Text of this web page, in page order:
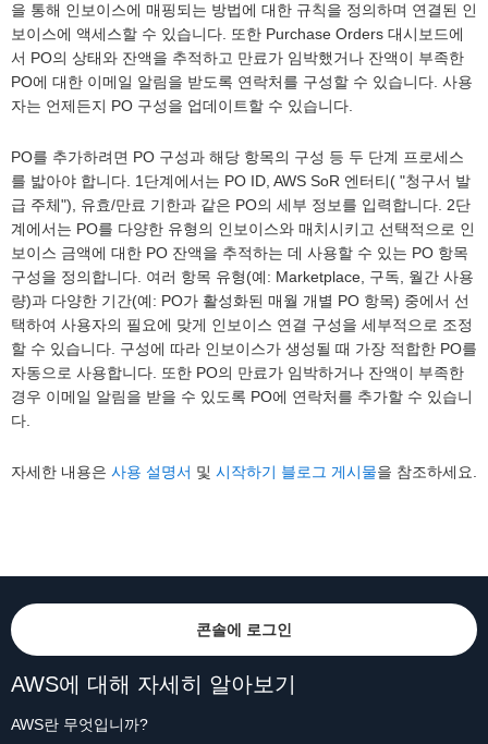
을 통해 인보이스에 매핑되는 방법에 대한 규칙을 정의하며 연결된 인
보이스에 액세스할 수 있습니다. 또한 Purchase Orders 대시보드에
서 PO의 상태와 잔액을 추적하고 만료가 임박했거나 잔액이 부족한
PO에 대한 이메일 알림을 받도록 연락처를 구성할 수 있습니다. 사용
자는 언제든지 PO 구성을 업데이트할 수 있습니다.
PO를 추가하려면 PO 구성과 해당 항목의 구성 등 두 단계 프로세스
를 밟아야 합니다. 1단계에서는 PO ID, AWS SoR 엔터티( "청구서 발
급 주체"), 유효/만료 기한과 같은 PO의 세부 정보를 입력합니다. 2단
계에서는 PO를 다양한 유형의 인보이스와 매치시키고 선택적으로 인
보이스 금액에 대한 PO 잔액을 추적하는 데 사용할 수 있는 PO 항목
구성을 정의합니다. 여러 항목 유형(예: Marketplace, 구독, 월간 사용
량)과 다양한 기간(예: PO가 활성화된 매월 개별 PO 항목) 중에서 선
택하여 사용자의 필요에 맞게 인보이스 연결 구성을 세부적으로 조정
할 수 있습니다. 구성에 따라 인보이스가 생성될 때 가장 적합한 PO를
자동으로 사용합니다. 또한 PO의 만료가 임박하거나 잔액이 부족한
경우 이메일 알림을 받을 수 있도록 PO에 연락처를 추가할 수 있습니
다.
자세한 내용은 사용 설명서 및 시작하기 블로그 게시물을 참조하세요.
콘솔에 로그인
AWS에 대해 자세히 알아보기
AWS란 무엇입니까?